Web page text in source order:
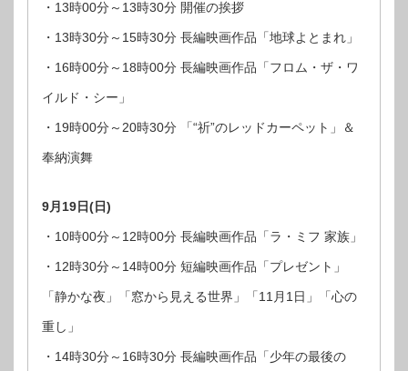
・13時00分～13時30分 開催の挨拶
・13時30分～15時30分 長編映画作品「地球よとまれ」
・16時00分～18時00分 長編映画作品「フロム・ザ・ワ
イルド・シー」
・19時00分～20時30分 「“祈”のレッドカーペット」＆
奉納演舞
9月19日(日)
・10時00分～12時00分 長編映画作品「ラ・ミフ 家族」
・12時30分～14時00分 短編映画作品「プレゼント」
「静かな夜」「窓から見える世界」「11月1日」「心の
重し」
・14時30分～16時30分 長編映画作品「少年の最後の